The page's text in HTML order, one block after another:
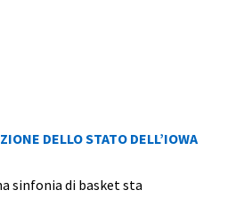
DELLO STATO DELL’IOWA
sinfonia di basket sta